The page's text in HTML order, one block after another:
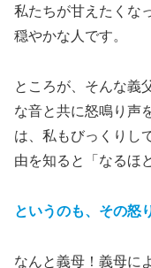
私たちが甘えたくな
穏やかな人です。
ところが、そんな義
な音と共に怒鳴り声
は、私もびっくりし
由を知ると「なるほ
というのも、その怒
なんと義母！義母に